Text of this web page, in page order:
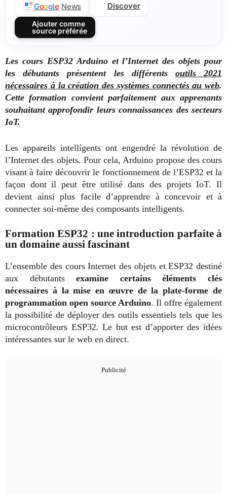
Google News Discover
Ajouter comme
source préférée
Les cours ESP32 Arduino et l’Internet des objets pour
les débutants présentent les différents outils 2021
nécessaires à la création des systèmes connectés au web.
Cette formation convient parfaitement aux apprenants
souhaitant approfondir leurs connaissances des secteurs
IoT.
Les appareils intelligents ont engendré la révolution de
l’Internet des objets. Pour cela, Arduino propose des cours
visant à faire découvrir le fonctionnement de l’ESP32 et la
façon dont il peut être utilisé dans des projets IoT. Il
devient ainsi plus facile d’apprendre à concevoir et à
connecter soi-même des composants intelligents.
Formation ESP32 : une introduction parfaite à
un domaine aussi fascinant
L’ensemble des cours Internet des objets et ESP32 destiné
aux débutantsexamine certains éléments clés
nécessaires à la mise en œuvre de la plate-forme de
programmation open source Arduino. Il offre également
la possibilité de déployer des outils essentiels tels que les
microcontrôleurs ESP32. Le but est d’apporter des idées
intéressantes sur le web en direct.